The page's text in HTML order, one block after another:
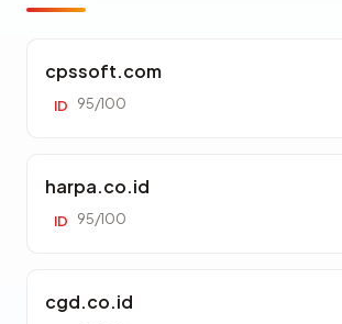
cpssoft.com
ID 95/100
harpa.co.id
ID 95/100
cgd.co.id